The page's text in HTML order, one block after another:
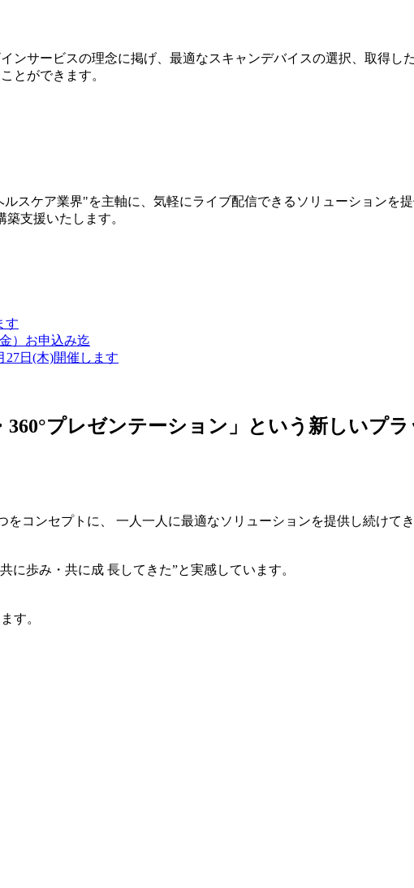
ンサービスの理念に掲げ、最適なスキャンデバイスの選択、取得
とができます。
スケア業界"を主軸に、気軽にライブ配信できるソリューションを
支援いたします。
す
）お申込み迄
27日(木)開催します
プレゼンテーション」という新しいプ
コンセプトに、 一人一人に最適なソリューションを提供し続けてき
に歩み・共に成 長してきた”と実感しています。
す。